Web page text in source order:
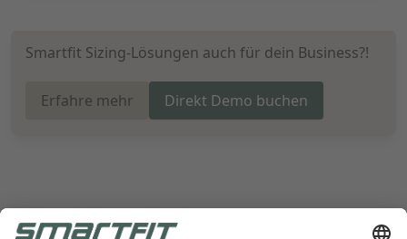
Smartfit Sizing-Lösungen auch für dein Business?!
Erfahre mehr Direkt Demo buchen